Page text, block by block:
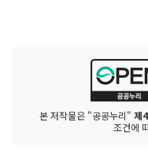
본 저작물은 "공공누리" 제
조건에